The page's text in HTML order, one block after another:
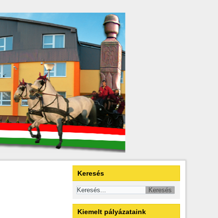
Keresés
Kiemelt pályázataink